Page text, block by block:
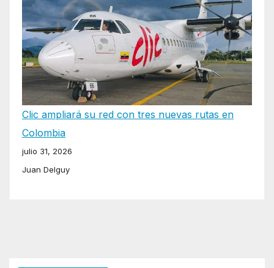
Clic ampliará su red con tres nuevas rutas en
Colombia
julio 31, 2026
Juan Delguy